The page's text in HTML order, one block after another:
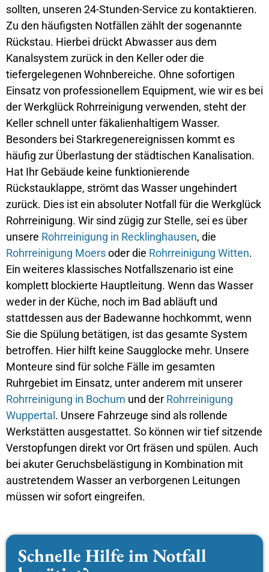
sollten, unseren 24-Stunden-Service zu kontaktieren.
Zu den häufigsten Notfällen zählt der sogenannte
Rückstau. Hierbei drückt Abwasser aus dem
Kanalsystem zurück in den Keller oder die
tiefergelegenen Wohnbereiche. Ohne sofortigen
Einsatz von professionellem Equipment, wie wir es bei
der Werkglück Rohrreinigung verwenden, steht der
Keller schnell unter fäkalienhaltigem Wasser.
Besonders bei Starkregenereignissen kommt es
häufig zur Überlastung der städtischen Kanalisation.
Hat Ihr Gebäude keine funktionierende
Rückstauklappe, strömt das Wasser ungehindert
zurück. Dies ist ein absoluter Notfall für die Werkglück
Rohrreinigung. Wir sind zügig zur Stelle, sei es über
unsere Rohrreinigung in Recklinghausen, die
Rohrreinigung Moersoder die Rohrreinigung Witten.
Ein weiteres klassisches Notfallszenario ist eine
komplett blockierte Hauptleitung. Wenn das Wasser
weder in der Küche, noch im Bad abläuft und
stattdessen aus der Badewanne hochkommt, wenn
Sie die Spülung betätigen, ist das gesamte System
betroffen. Hier hilft keine Saugglocke mehr. Unsere
Monteure sind für solche Fälle im gesamten
Ruhrgebiet im Einsatz, unter anderem mit unserer
Rohrreinigung in Bochum und der Rohrreinigung
Wuppertal . Unsere Fahrzeuge sind als rollende
Werkstätten ausgestattet. So können wir tief sitzende
Verstopfungen direkt vor Ort fräsen und spülen. Auch
bei akuter Geruchsbelästigung in Kombination mit
austretendem Wasser an verborgenen Leitungen
müssen wir sofort eingreifen.
Schnelle Hilfe im Notfall